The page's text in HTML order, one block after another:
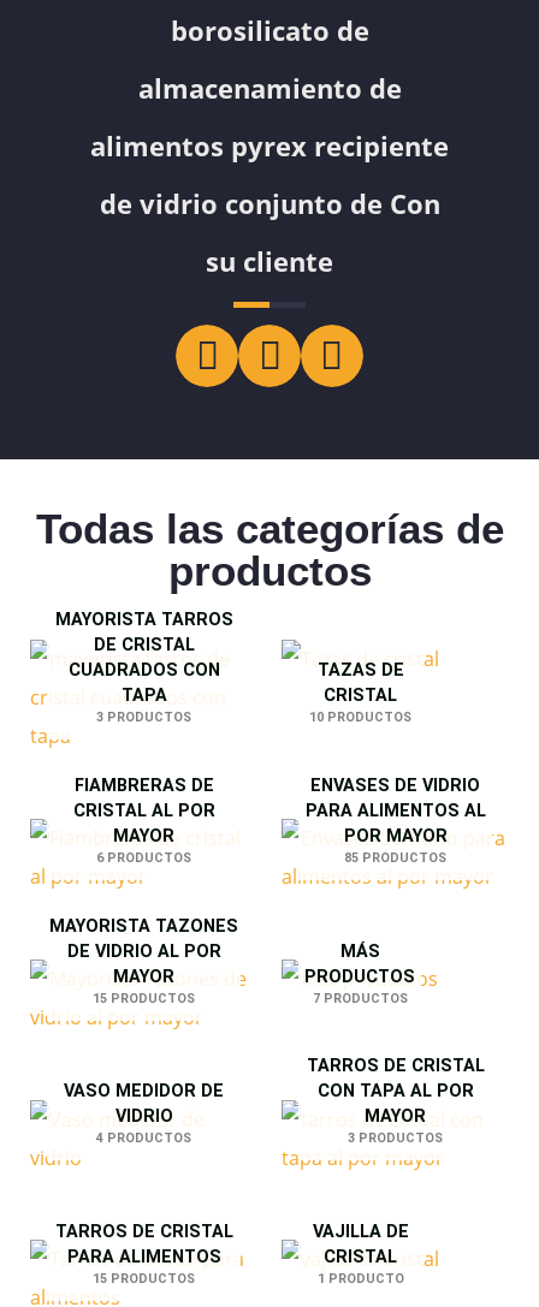
borosilicato de
almacenamiento de
alimentos pyrex recipiente
de vidrio conjunto de Con
su cliente
Todas las categorías de
productos
MAYORISTA TARROS
DE CRISTAL
CUADRADOS CON
TAPA
3 PRODUCTOS
TAZAS DE
CRISTAL
10 PRODUCTOS
FIAMBRERAS DE
CRISTAL AL POR
MAYOR
6 PRODUCTOS
ENVASES DE VIDRIO
PARA ALIMENTOS AL
POR MAYOR
85 PRODUCTOS
MAYORISTA TAZONES
DE VIDRIO AL POR
MAYOR
15 PRODUCTOS
MÁS
PRODUCTOS
7 PRODUCTOS
VASO MEDIDOR DE
VIDRIO
4 PRODUCTOS
TARROS DE CRISTAL
CON TAPA AL POR
MAYOR
3 PRODUCTOS
TARROS DE CRISTAL
PARA ALIMENTOS
15 PRODUCTOS
VAJILLA DE
CRISTAL
1 PRODUCTO